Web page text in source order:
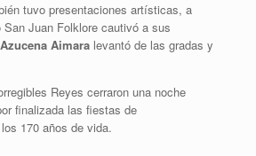
tuvo presentaciones artísticas, a
San Juan Folklore cautivó a sus
Azucena Aimara levantó de las gradas y
Reyes cerraron una noche
finalizada las fiestas de
170 años de vida.